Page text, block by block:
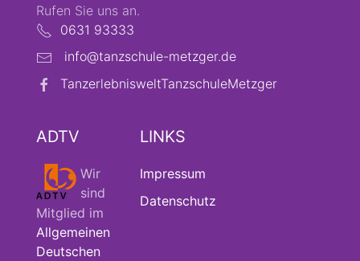
Rufen Sie uns an.
0631 93333
info@tanzschule-metzger.de
TanzerlebnisweltTanzschuleMetzger
ADTV
Wir
sind
Mitglied im
Allgemeinen
Deutschen
LINKS
Impressum
Datenschutz